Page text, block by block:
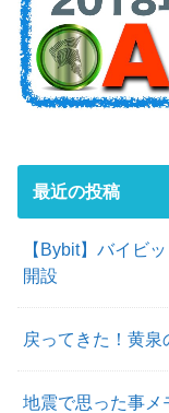
最近の投稿
【Bybit】バイビ
開設
戻ってきた！黄泉
地震で思った事メ